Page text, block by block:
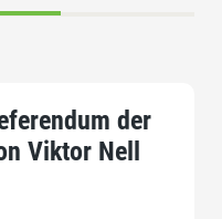
der
Viktor Nell